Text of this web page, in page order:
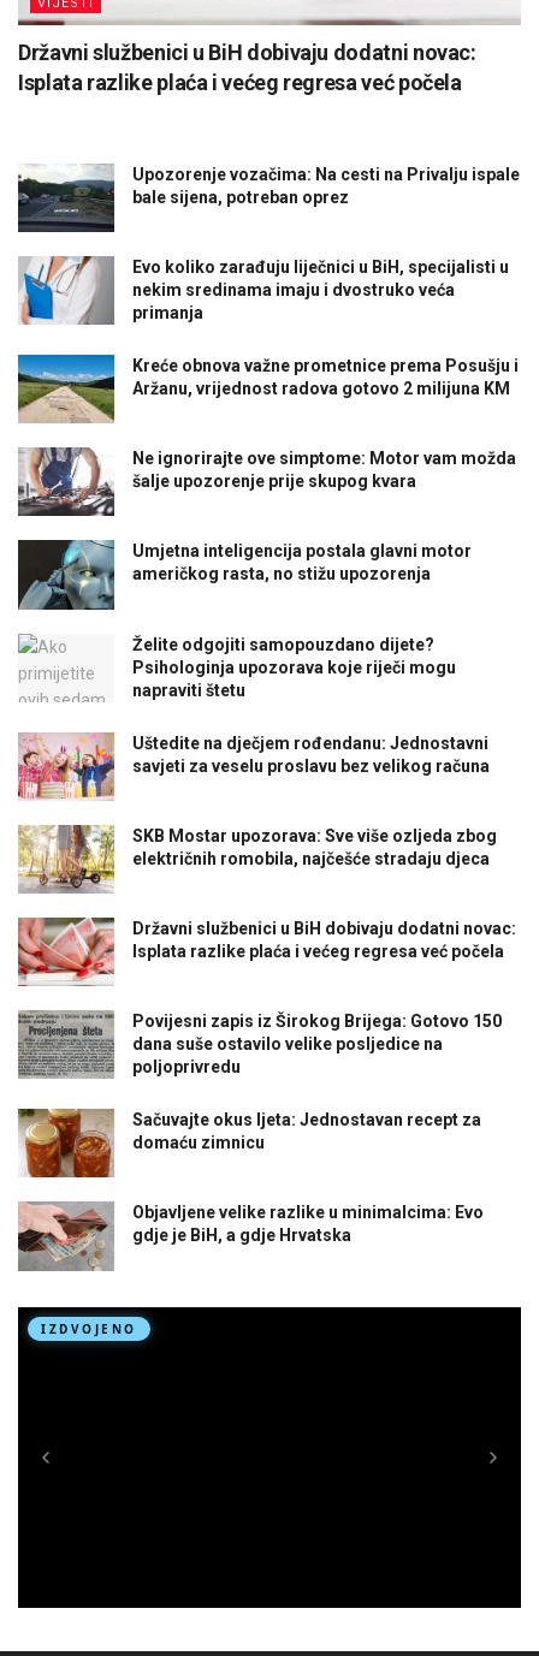
Državni službenici u BiH dobivaju dodatni novac:
Isplata razlike plaća i većeg regresa već počela
Upozorenje vozačima: Na cesti na Privalju ispale
bale sijena, potreban oprez
Evo koliko zarađuju liječnici u BiH, specijalisti u
nekim sredinama imaju i dvostruko veća
primanja
Kreće obnova važne prometnice prema Posušju i
Aržanu, vrijednost radova gotovo 2 milijuna KM
Ne ignorirajte ove simptome: Motor vam možda
šalje upozorenje prije skupog kvara
Umjetna inteligencija postala glavni motor
američkog rasta, no stižu upozorenja
Želite odgojiti samopouzdano dijete?
Psihologinja upozorava koje riječi mogu
napraviti štetu
Uštedite na dječjem rođendanu: Jednostavni
savjeti za veselu proslavu bez velikog računa
SKB Mostar upozorava: Sve više ozljeda zbog
električnih romobila, najčešće stradaju djeca
Državni službenici u BiH dobivaju dodatni novac:
Isplata razlike plaća i većeg regresa već počela
Povijesni zapis iz Širokog Brijega: Gotovo 150
dana suše ostavilo velike posljedice na
poljoprivredu
Sačuvajte okus ljeta: Jednostavan recept za
domaću zimnicu
Objavljene velike razlike u minimalcima: Evo
gdje je BiH, a gdje Hrvatska